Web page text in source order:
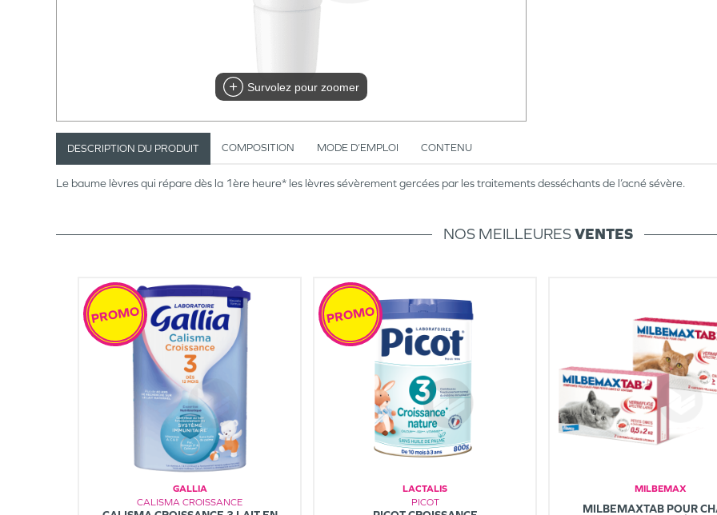
Survolez pour zoomer
DESCRIPTION DU PRODUIT COMPOSITION MODE D’EMPLOI CONTENU
Le baume lèvres qui répare dès la 1ère heure* les lèvres sévèrement gercées par les traitements desséchants de l’acné sévère.
NOS MEILLEURESVENTES
GALLIA
CALISMA CROISSANCE
PROMO
LACTALIS
PICOT
PROMO
MILBEMAX
MILBEMAXTAB POUR